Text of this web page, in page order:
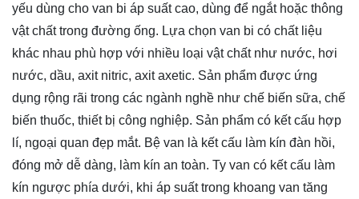
yếu dùng cho van bi áp suất cao, dùng để ngắt hoặc thông
vật chất trong đường ống. Lựa chọn van bi có chất liệu
khác nhau phù hợp với nhiều loại vật chất như nước, hơi
nước, dầu, axit nitric, axit axetic. Sản phẩm được ứng
dụng rộng rãi trong các ngành nghề như chế biến sữa, chế
biến thuốc, thiết bị công nghiệp. Sản phẩm có kết cấu hợp
lí, ngoại quan đẹp mắt. Bệ van là kết cấu làm kín đàn hồi,
đóng mở dễ dàng, làm kín an toàn. Ty van có kết cấu làm
kín ngược phía dưới, khi áp suất trong khoang van tăng